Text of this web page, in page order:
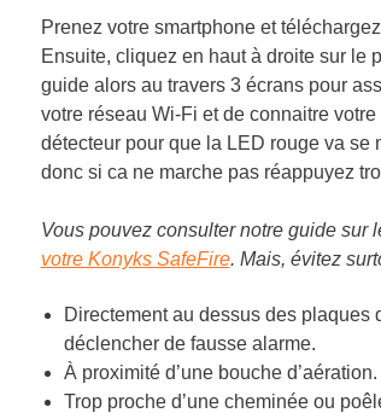
Prenez votre smartphone et
Ensuite, cliquez en haut à droite sur le
guide alors au travers 3 écrans pour
votre réseau Wi-Fi et de connaitre
détecteur pour que la LED rouge va se
donc si ca ne marche pas réappuyez
Vous pouvez consulter notre guide sur
votre Konyks SafeFire. Mais, évitez
Directement au dessus des plaques
déclencher de fausse alarme.
À proximité d’une bouche d’aération.
Trop proche d’une cheminée ou